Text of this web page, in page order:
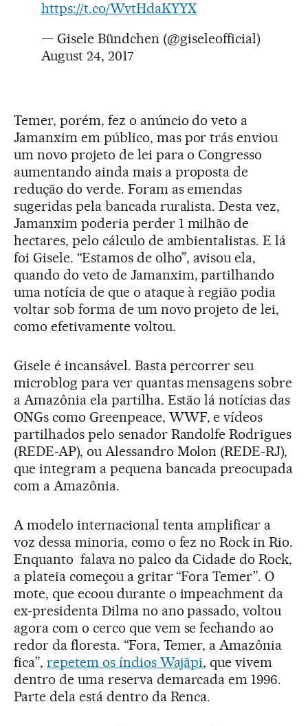
https://t.co/WvtHdaKYYX
— Gisele Bündchen (@giseleofficial)
August 24, 2017
Temer, porém, fez o anúncio do veto a
Jamanxim em público, mas por trás enviou
um novo projeto de lei para o Congresso
aumentando ainda mais a proposta de
redução do verde. Foram as emendas
sugeridas pela bancada ruralista. Desta vez,
Jamanxim poderia perder 1 milhão de
hectares, pelo cálculo de ambientalistas. E lá
foi Gisele. “Estamos de olho”, avisou ela,
quando do veto de Jamanxim, partilhando
uma notícia de que o ataque à região podia
voltar sob forma de um novo projeto de lei,
como efetivamente voltou.
Gisele é incansável. Basta percorrer seu
microblog para ver quantas mensagens sobre
a Amazônia ela partilha. Estão lá notícias das
ONGs como Greenpeace, WWF, e vídeos
partilhados pelo senador Randolfe Rodrigues
(REDE-AP), ou Alessandro Molon (REDE-RJ),
que integram a pequena bancada preocupada
com a Amazônia.
A modelo internacional tenta amplificar a
voz dessa minoria, como o fez no Rock in Rio.
Enquanto falava no palco da Cidade do Rock,
a plateia começou a gritar “Fora Temer”. O
mote, que ecoou durante o impeachment da
ex-presidenta Dilma no ano passado, voltou
agora com o cerco que vem se fechando ao
redor da floresta. “Fora, Temer, a Amazônia
fica”, repetem os índios Wajãpi, que vivem
dentro de uma reserva demarcada em 1996.
Parte dela está dentro da Renca.